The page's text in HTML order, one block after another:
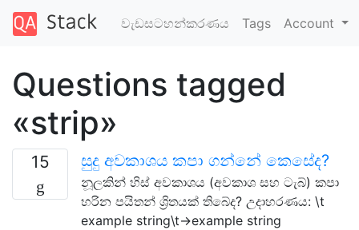
වැඩසටහන්කරණය Tags Account
Questions tagged
«strip»
15 සුදු අවකාශය කපා ගන්නේ කෙසේද?
නූලකින් හිස් අවකාශය (අවකාශ සහ ටැබ්) කපා
හරින පයිතන් ශ්‍රිතයක් තිබේද? උදාහරණය: \t
example string\t→example string